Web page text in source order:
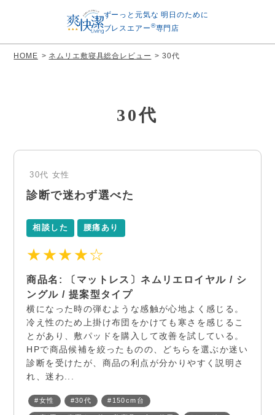
ずーっと元気な 明日のために
ブレスエアー®専門店
HOME ネムリエ敷寝具総合レビュー 30代
30代
30代女性
診断で迷わず選べた
★★★★☆
相談した 腰痛あり
商品名: 〔マットレス〕ネムリエロイヤル / シ
ングル / 提案型タイプ
横になった時の弾むような感触が心地よく感じる。
冷え性のため上掛け布団をかけても寒さを感じるこ
とがあり、敷パッドを購入して改善を試している。
HPで商品候補を絞ったものの、どちらを選ぶか迷い
診断を受けたが、商品の利点が分かりやすく説明さ
れ、迷わ...
#女性 #30代 #150cm台